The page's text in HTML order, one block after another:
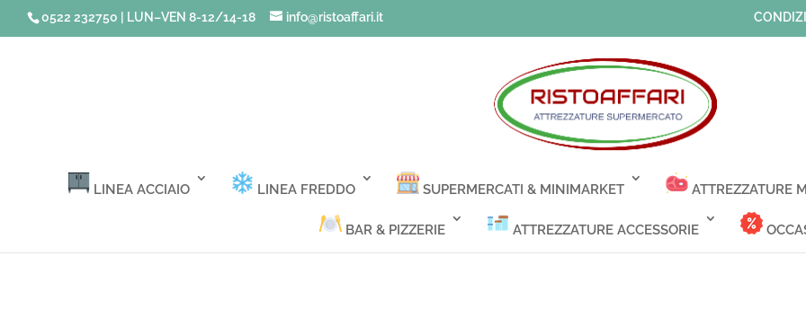
0522 232750 | LUN–VEN 8-12/14-18 info@ristoaffari.it
LINEA ACCIAIO LINEA FREDDO SUPERMERCATI & MINIMARKET ATTREZZATURE
BAR & PIZZERIE ATTREZZATURE ACCESSORIE